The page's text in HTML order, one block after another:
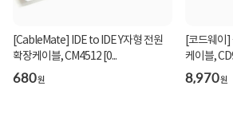
[CableMate] IDE to IDE Y자형 전원
확장케이블, CM4512 [0...
680원
[코드웨이]
케이
8,970원